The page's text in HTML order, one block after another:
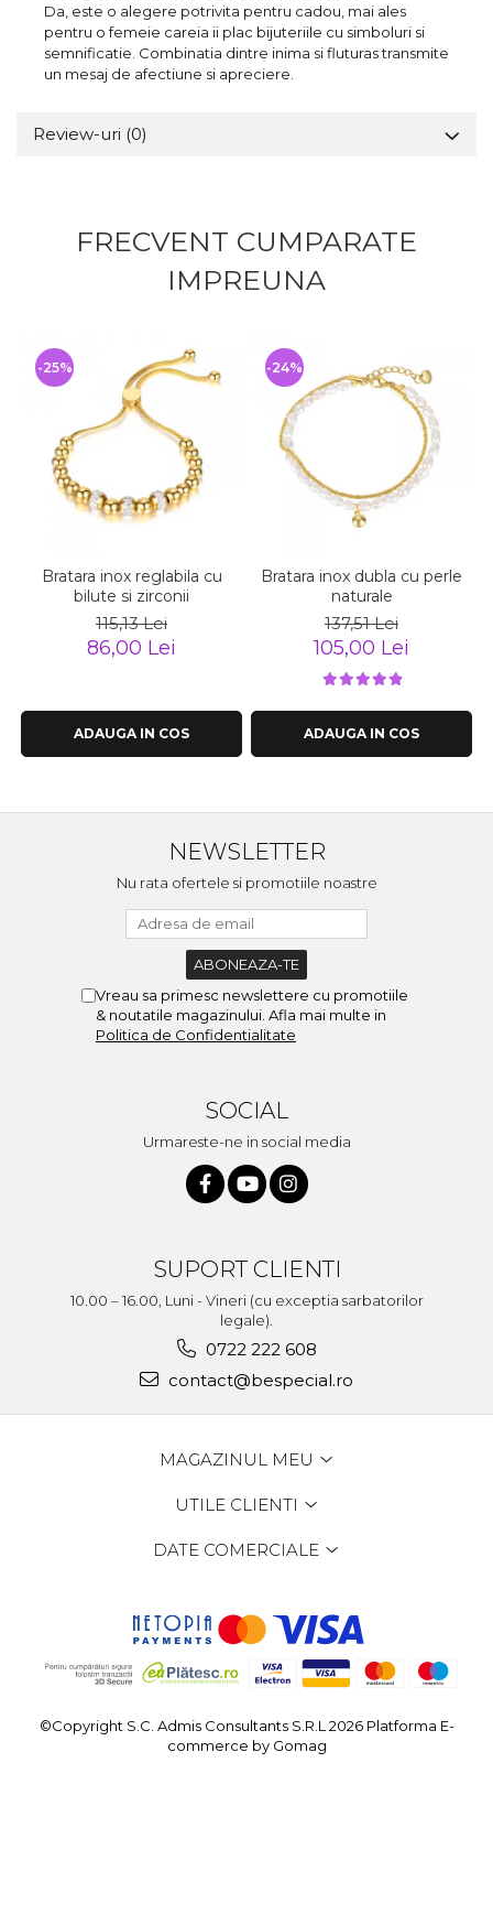
Da, este o alegere potrivita pentru cadou, mai ales
pentru o femeie careia ii plac bijuteriile cu simboluri si
semnificatie. Combinatia dintre inima si fluturas transmite
un mesaj de afectiune si apreciere.
Review-uri (0)
FRECVENT CUMPARATE
IMPREUNA
Bratara inox reglabila cu
bilute si zirconii
115,13 Lei
86,00 Lei
-25%
ADAUGA IN COS
Bratara inox dubla cu perle
naturale
137,51 Lei
105,00 Lei
-24%
ADAUGA IN COS
NEWSLETTER
Nu rata ofertele si promotiile noastre
Vreau sa primesc newslettere cu promotiile
& noutatile magazinului. Afla mai multe in
Politica de Confidentialitate
SOCIAL
Urmareste-ne in social media
SUPORT CLIENTI
10.00 – 16.00, Luni - Vineri (cu exceptia sarbatorilor
legale).
0722 222 608
contact@bespecial.ro
MAGAZINUL MEU
UTILE CLIENTI
DATE COMERCIALE
©Copyright S.C. Admis Consultants S.R.L 2026 Platforma E-
commerce by Gomag